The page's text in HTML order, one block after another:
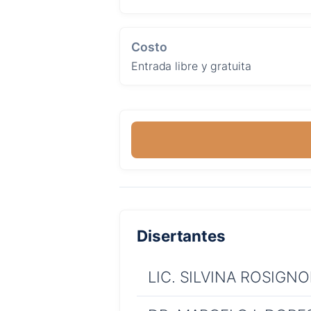
Costo
Entrada libre y gratuita
Disertantes
LIC. SILVINA